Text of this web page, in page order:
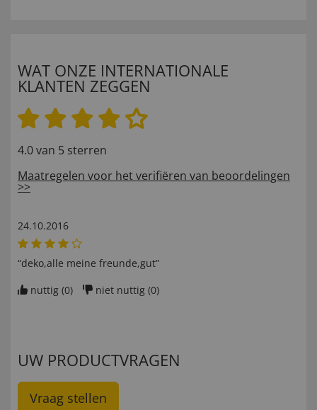
WAT ONZE INTERNATIONALE
KLANTEN ZEGGEN
4.0 van 5 sterren
Maatregelen voor het verifiëren van beoordelingen
>>
24.10.2016
“deko,alle meine freunde,gut”
nuttig (0) niet nuttig (0)
UW PRODUCTVRAGEN
Vraag stellen